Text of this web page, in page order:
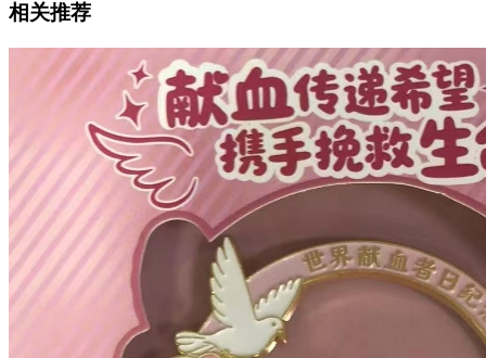
相关推荐